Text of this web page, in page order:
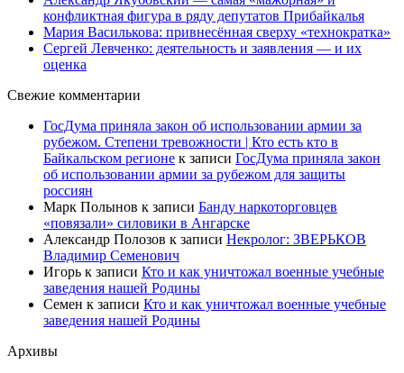
конфликтная фигура в ряду депутатов Прибайкалья
Мария Василькова: привнесённая сверху «технократка»
Сергей Левченко: деятельность и заявления — и их
оценка
Свежие комментарии
ГосДума приняла закон об использовании армии за
рубежом. Степени тревожности | Кто есть кто в
Байкальском регионе к записи ГосДума приняла закон
об использовании армии за рубежом для защиты
россиян
Марк Полынов к записи Банду наркоторговцев
«повязали» силовики в Ангарске
Александр Полозов к записи Некролог: ЗВЕРЬКОВ
Владимир Семенович
Игорь к записи Кто и как уничтожал военные учебные
заведения нашей Родины
Семен к записи Кто и как уничтожал военные учебные
заведения нашей Родины
Архивы